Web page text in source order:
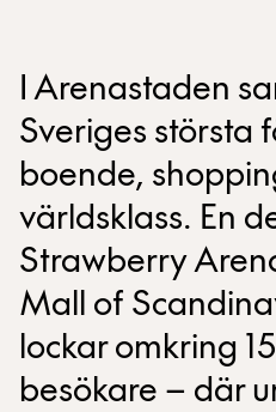
I Arenastaden
Sveriges största
boende,
världsklass. En
Strawberry
Mall of
lockar omkring
besökare – där